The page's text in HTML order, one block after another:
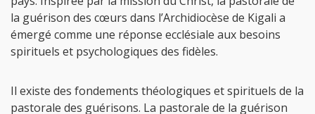
la guérison des cœurs dans l’Archidiocèse de Kigali a
émergé comme une réponse ecclésiale aux besoins
spirituels et psychologiques des fidèles.
Il existe des fondements théologiques et spirituels de la
pastorale des guérisons. La pastorale de la guérison